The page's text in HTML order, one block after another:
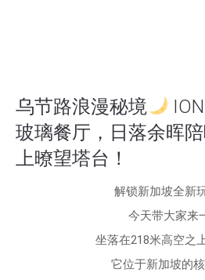
乌节路浪漫秘境
玻璃餐厅，日落余晖
上暸望塔台！
解锁新加坡全新
今天带大家来
坐落在218米高空之
它位于新加坡的